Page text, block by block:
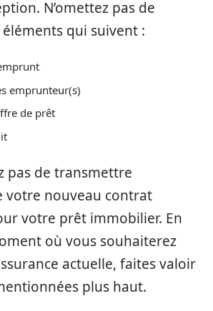
N’omettez pas de
qui suivent :
emprunteur(s)
de prêt
pas de transmettre
votre nouveau contrat
votre prêt immobilier. En
où vous souhaiterez
actuelle, faites valoir
plus haut.